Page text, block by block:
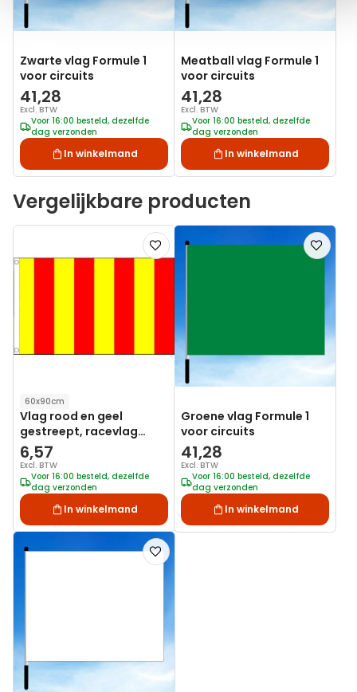
Zwarte vlag Formule 1
voor circuits
41,28
Excl. BTW
Voor 16:00 besteld, dezelfde
dag verzonden
In winkelmand
Meatball vlag Formule 1
voor circuits
41,28
Excl. BTW
Voor 16:00 besteld, dezelfde
dag verzonden
In winkelmand
Vergelijkbare producten
Voeg
toe
60x90cm
Vlag rood en geel
gestreept, racevlag
60x90cm | Best Value
6,57
Excl. BTW
Voor 16:00 besteld, dezelfde
dag verzonden
In winkelmand
Voeg
toe
Groene vlag Formule 1
voor circuits
41,28
Excl. BTW
Voor 16:00 besteld, dezelfde
dag verzonden
In winkelmand
Voeg
toe